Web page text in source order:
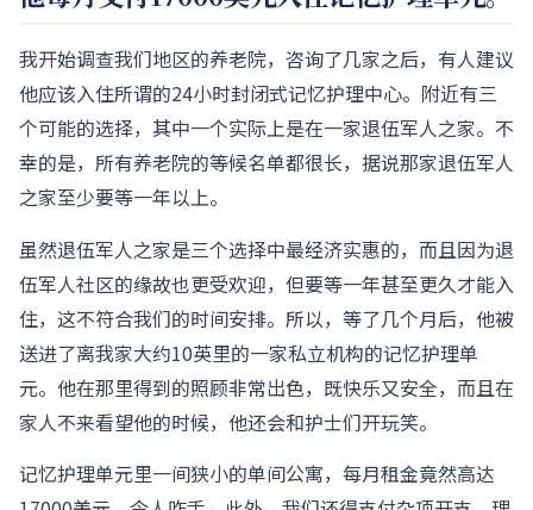
我开始调查我们地区的养老院，咨询了几家之后，有人建议
他应该入住所谓的24小时封闭式记忆护理中心。附近有三
个可能的选择，其中一个实际上是在一家退伍军人之家。不
幸的是，所有养老院的等候名单都很长，据说那家退伍军人
之家至少要等一年以上。
虽然退伍军人之家是三个选择中最经济实惠的，而且因为退
伍军人社区的缘故也更受欢迎，但要等一年甚至更久才能入
住，这不符合我们的时间安排。所以，等了几个月后，他被
送进了离我家大约10英里的一家私立机构的记忆护理单
元。他在那里得到的照顾非常出色，既快乐又安全，而且在
家人不来看望他的时候，他还会和护士们开玩笑。
记忆护理单元里一间狭小的单间公寓，每月租金竟然高达